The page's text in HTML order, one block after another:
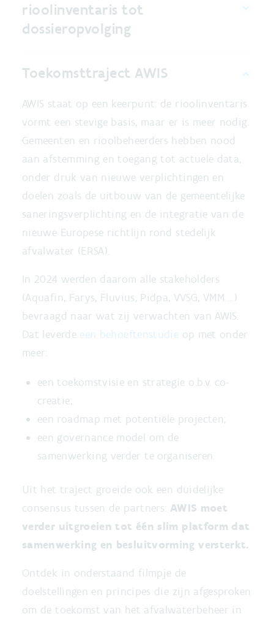
rioolinventaris tot
dossieropvolging
Toekomsttraject AWIS
AWIS staat op een keerpunt: de rioolinventaris
vormt een stevige basis, maar er is meer nodig.
Gemeenten en rioolbeheerders hebben nood
aan afstemming en toegang tot actuele data,
onder druk van nieuwe verplichtingen en
doelen zoals de uitbouw van de gemeentelijke
saneringsverplichting en de integratie van de
nieuwe Europese richtlijn rond stedelijk
afvalwater (ERSA).
In 2024 werden daarom alle stakeholders
(Aquafin, Farys, Fluvius, Pidpa, VVSG, VMM …)
bevraagd naar wat zij verwachten van AWIS.
Dat leverde een behoeftenstudie op met onder
meer:
een toekomstvisie en strategie o.b.v. co-
creatie;
een roadmap met potentiële projecten;
een governance model om de
samenwerking verder te organiseren.
Uit het traject groeide ook een duidelijke
consensus tussen de partners: AWIS moet
verder uitgroeien tot één slim platform dat
samenwerking en besluitvorming versterkt.
Ontdek in onderstaand filmpje de
doelstellingen en principes die zijn afgesproken
om de toekomst van het afvalwaterbeheer in